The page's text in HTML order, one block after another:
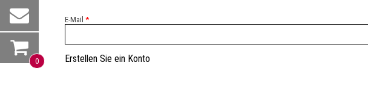
0
E-Mail *
Erstellen Sie ein Konto